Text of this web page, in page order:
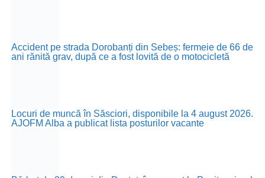
Accident pe strada Dorobanți din Sebeș: fermeie de 66 de
ani rănită grav, după ce a fost lovită de o motocicletă
Locuri de muncă în Săsciori, disponibile la 4 august 2026.
AJOFM Alba a publicat lista posturilor vacante